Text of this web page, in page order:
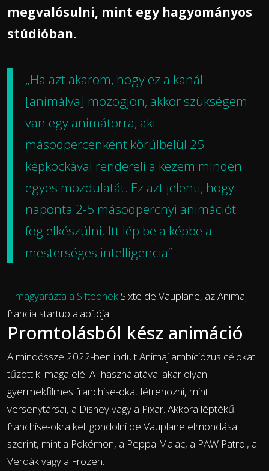
megvalósulni, mint egy hagyományos
stúdióban.
„Ha azt akarom, hogy ez a kanál
[animálva] mozogjon, akkor szükségem
van egy animátorra, aki
másodpercenként körülbelül 25
képkockával rendereli a kezem minden
egyes mozdulatát. Ez azt jelenti, hogy
naponta 2-5 másodpercnyi animációt
fog elkészülni. Itt lép be a képbe a
mesterséges intelligencia”
– magyarázta a Siftednek Sixte de Vauplane, az Animaj
francia startup alapítója.
Promtolásból kész animáció
A mindössze 2022-ben indult Animaj ambíciózus célokat
tűzött ki maga elé: AI használatával akar olyan
gyermekfilmes franchise-okat létrehozni, mint
versenytársai, a Disney vagy a Pixar. Akkora léptékű
franchise-okra kell gondolni de Vauplane elmondása
szerint, mint a Pokémon, a Peppa Malac, a PAW Patrol, a
Verdák vagy a Frozen.